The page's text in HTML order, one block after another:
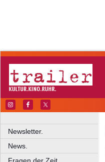
Newsletter.
News.